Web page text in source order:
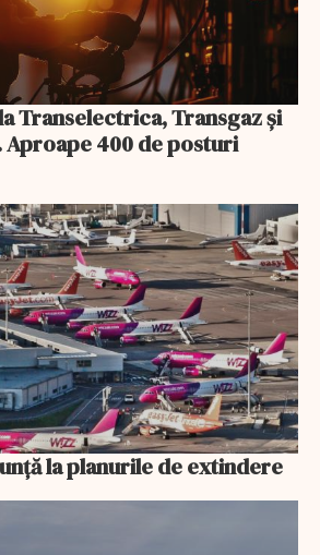
Transelectrica, Transgaz și
400 de posturi
la planurile de extindere